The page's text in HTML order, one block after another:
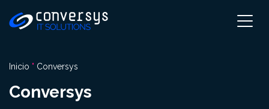
para
Inicio " Conversys
Conversys